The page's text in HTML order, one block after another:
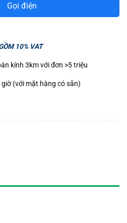
Gọi điện
10% VAT
kính 3km với đơn >5 triệu
(với mặt hàng có sẵn)